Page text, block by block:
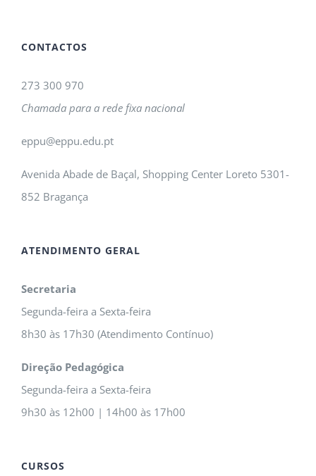
CONTACTOS
273 300 970
Chamada para a rede fixa nacional
eppu@eppu.edu.pt
Avenida Abade de Baçal, Shopping Center Loreto 5301-
852 Bragança
ATENDIMENTO GERAL
Secretaria
Segunda-feira a Sexta-feira
8h30 às 17h30 (Atendimento Contínuo)
Direção Pedagógica
Segunda-feira a Sexta-feira
9h30 às 12h00 | 14h00 às 17h00
CURSOS